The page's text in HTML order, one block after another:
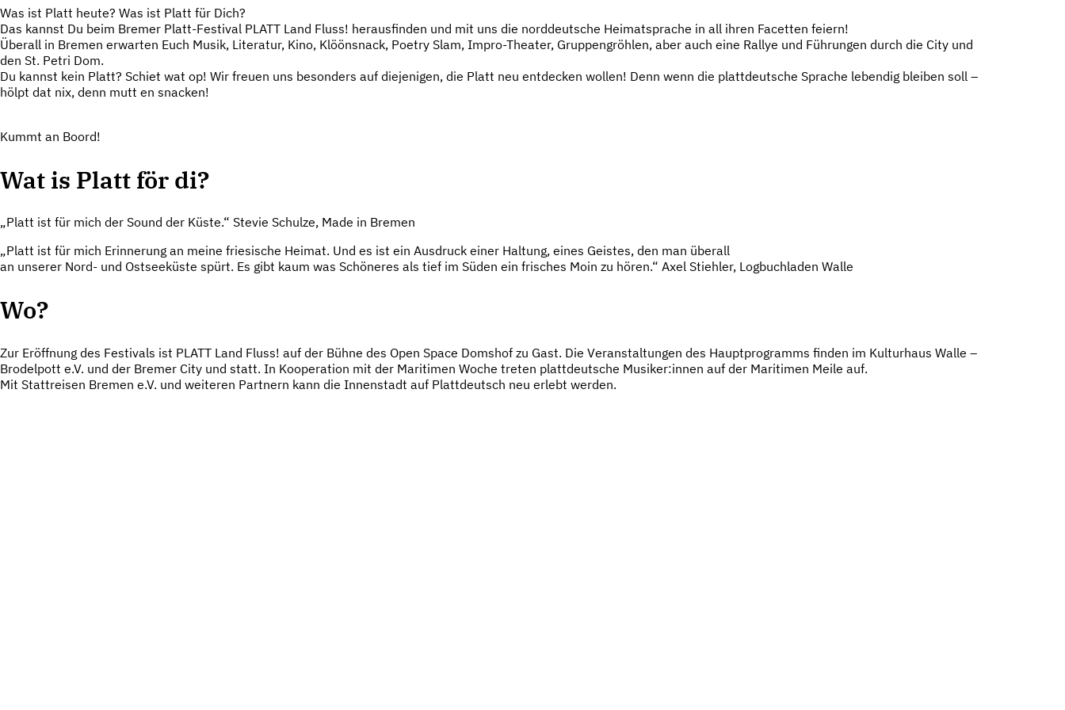
Was ist Platt heute? Was ist Platt für Dich?
Das kannst Du beim Bremer Platt-Festival PLATT Land Fluss! herausfinden und mit uns die norddeutsche Heimatsprache in all ihren Facetten feiern!
Überall in Bremen erwarten Euch Musik, Literatur, Kino, Klöönsnack, Poetry Slam, Impro-Theater, Gruppengröhlen, aber auch eine Rallye und Führungen durch die City und
den St. Petri Dom.
Du kannst kein Platt? Schiet wat op! Wir freuen uns besonders auf diejenigen, die Platt neu entdecken wollen! Denn wenn die plattdeutsche Sprache lebendig bleiben soll –
hölpt dat nix, denn mutt en snacken!
Kummt an Boord!
Wat is Platt för di?
„Platt ist für mich der Sound der Küste.“ Stevie Schulze, Made in Bremen
„Platt ist für mich Erinnerung an meine friesische Heimat. Und es ist ein Ausdruck einer Haltung, eines Geistes, den man überall
an unserer Nord- und Ostseeküste spürt. Es gibt kaum was Schöneres als tief im Süden ein frisches Moin zu hören.“ Axel Stiehler, Logbuchladen Walle
Wo?
Zur Eröffnung des Festivals ist PLATT Land Fluss! auf der Bühne des Open Space Domshof zu Gast. Die Veranstaltungen des Hauptprogramms finden im Kulturhaus Walle –
Brodelpott e.V. und der Bremer City und statt. In Kooperation mit der Maritimen Woche treten plattdeutsche Musiker:innen auf der Maritimen Meile auf.
Mit Stattreisen Bremen e.V. und weiteren Partnern kann die Innenstadt auf Plattdeutsch neu erlebt werden.